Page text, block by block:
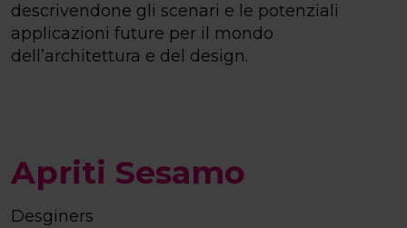
descrivendone gli scenari e le potenziali
applicazioni future per il mondo
dell’architettura e del design.
Apriti Sesamo
Desginers